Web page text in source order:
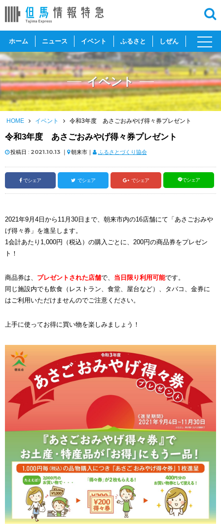
ホーム ニュース イベント ふるさと しぜん
toggle
イベント
HOME イベント 令和3年度 あさごおみやげ得々券プレゼント
令和3年度 あさごおみやげ得々券プレゼント
投稿日 : 2021.10.13 ｜ 朝来市｜ ふるさとづくり協会
でシェア でシェア でシェア でシェア
2021年9月4日から11月30日まで、朝来市内の16店舗にて「あさごおみや
げ得々券」を進呈します。
1会計あたり1,000円（税込）の購入ごとに、200円の商品券をプレゼン
ト！
商品券は、 プレゼントされた店舗で、 当日限り利用可能です。
同じ施設内でも飲食（レストラン、食堂、屋台など）、タバコ、金券に
はご利用いただけませんのでご注意ください。
上手に使ってお得に買い物を楽しみましょう！